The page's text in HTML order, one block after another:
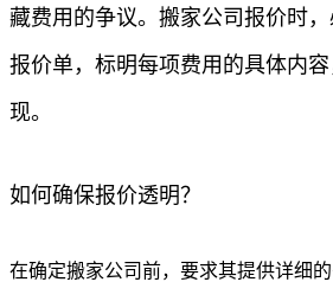
藏费用的争议。搬家公司报价时
报价单，标明每项费用的具体内
现。
如何确保报价透明？
在确定搬家公司前，要求其提供详细